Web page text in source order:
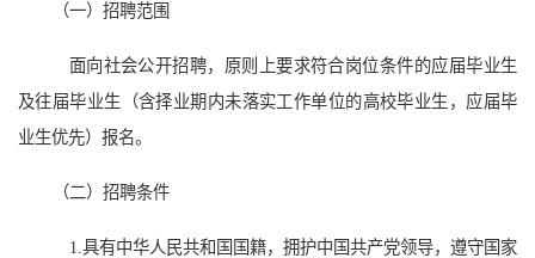
（一）招聘范围
面向社会公开招聘，原则上要求符合岗位条件的应届毕业生
及往届毕业生 （含择业期内未落实工作单位的高校毕业生，应届毕
业生优先）报名。
（二）招聘条件
1.具有中华人民共和国国籍，拥护中国共产党领导，遵守国家